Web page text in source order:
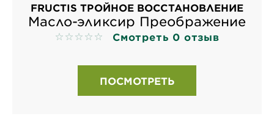
FRUCTIS ТРОЙНОЕ ВОССТАНОВЛЕНИЕ
Масло-эликсир Преображение
No reviews Смотреть 0 отзыв
ПОСМОТРЕТЬ